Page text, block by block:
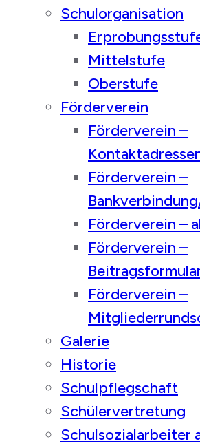
Schulorganisation
Mittelstufe
Oberstufe
Förderverein
Förderverein –
Förderverein –
Förderverein –
Förderverein –
Förderverein –
Galerie
Historie
Schulpflegschaft
Schülervertretung
Schulsozialarbeiter